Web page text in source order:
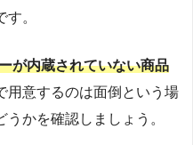
。
が内蔵されていない商品
用意するのは面倒という場
かを確認しましょう。